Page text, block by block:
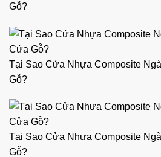
Gỗ?
Tại Sao Cửa Nhựa Composite
Gỗ?
Tại Sao Cửa Nhựa Composite
Gỗ?